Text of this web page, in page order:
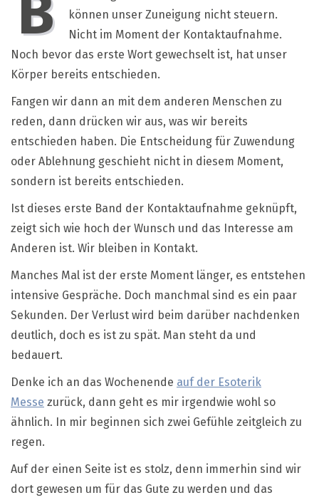
können unser Zuneigung nicht steuern.
Nicht im Moment der Kontaktaufnahme.
Noch bevor das erste Wort gewechselt ist, hat unser
Körper bereits entschieden.
Fangen wir dann an mit dem anderen Menschen zu
reden, dann drücken wir aus, was wir bereits
entschieden haben. Die Entscheidung für Zuwendung
oder Ablehnung geschieht nicht in diesem Moment,
sondern ist bereits entschieden.
Ist dieses erste Band der Kontaktaufnahme geknüpft,
zeigt sich wie hoch der Wunsch und das Interesse am
Anderen ist. Wir bleiben in Kontakt.
Manches Mal ist der erste Moment länger, es entstehen
intensive Gespräche. Doch manchmal sind es ein paar
Sekunden. Der Verlust wird beim darüber nachdenken
deutlich, doch es ist zu spät. Man steht da und
bedauert.
Denke ich an das Wochenende auf der Esoterik
Messe zurück, dann geht es mir irgendwie wohl so
ähnlich. In mir beginnen sich zwei Gefühle zeitgleich zu
regen.
Auf der einen Seite ist es stolz, denn immerhin sind wir
dort gewesen um für das Gute zu werden und das